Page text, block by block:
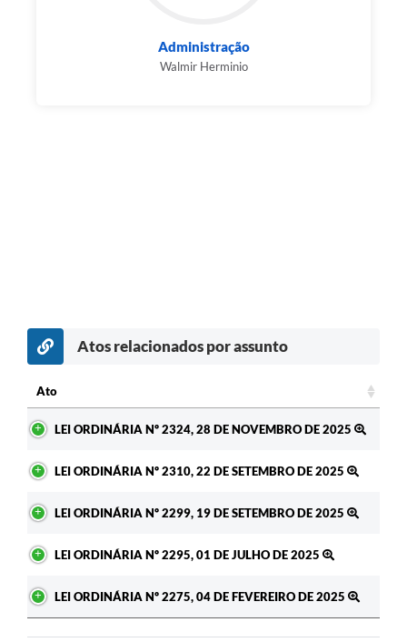
Administração
Walmir Herminio
Atos relacionados por assunto
Ato
LEI ORDINÁRIA Nº 2324, 28 DE NOVEMBRO DE 2025
LEI ORDINÁRIA Nº 2310, 22 DE SETEMBRO DE 2025
LEI ORDINÁRIA Nº 2299, 19 DE SETEMBRO DE 2025
LEI ORDINÁRIA Nº 2295, 01 DE JULHO DE 2025
LEI ORDINÁRIA Nº 2275, 04 DE FEVEREIRO DE 2025